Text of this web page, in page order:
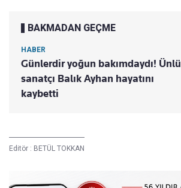
BAKMADAN GEÇME
HABER
Günlerdir yoğun bakımdaydı! Ünlü
sanatçı Balık Ayhan hayatını
kaybetti
Editör : BETÜL TOKKAN